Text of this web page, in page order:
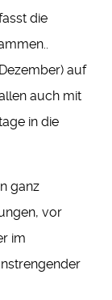
die
auf
auch mit
in die
ganz
vor
im